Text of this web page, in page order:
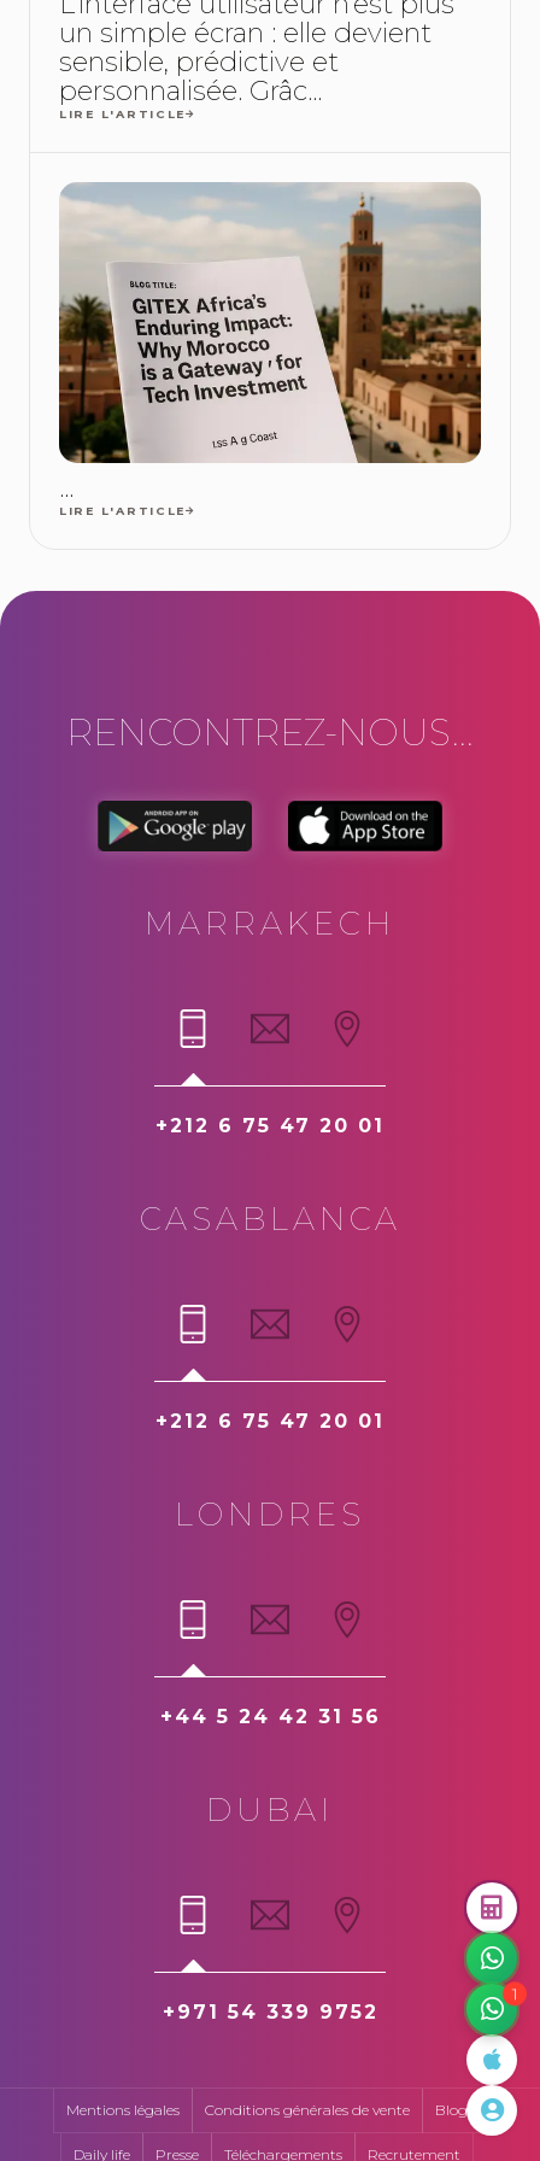
1
un simple écran : elle devient
sensible, prédictive et
personnalisée. Grâc...
LIRE L'ARTICLE
...
LIRE L'ARTICLE
RENCONTREZ-NOUS...
MARRAKECH
+212 6 75 47 20 01
CASABLANCA
+212 6 75 47 20 01
LONDRES
+44 5 24 42 31 56
DUBAI
+971 54 339 9752
Mentions légales Conditions générales de vente Blog
Daily life Presse Téléchargements Recrutement